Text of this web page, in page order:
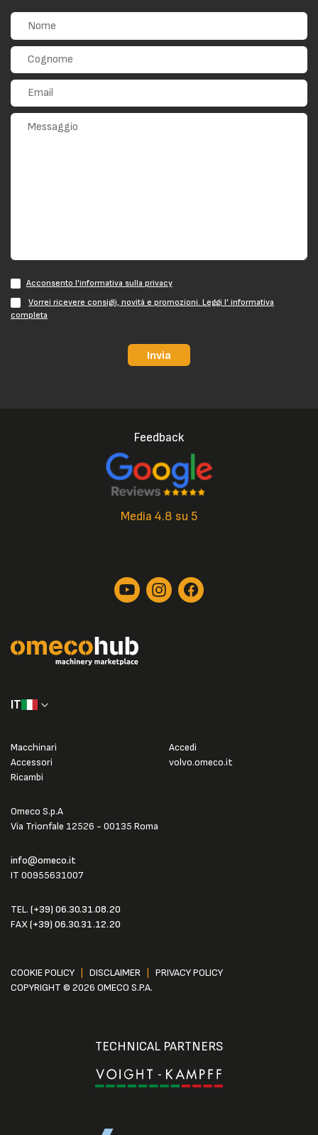
Acconsento l'informativa sulla privacy
Vorrei ricevere consigli, novità e promozioni. Leggi l' informativa
completa
Invia
Feedback
Media 4.8 su 5
IT
Omeco S.p.A
Via Trionfale 12526 - 00135 Roma
info@omeco.it
IT 00955631007
TEL. (+39) 06.30.31.08.20
FAX(+39) 06.30.31.12.20
Macchinari
Accessori
Ricambi
Accedi
volvo.omeco.it
COOKIE POLICY DISCLAIMER
PRIVACY POLICY
COPYRIGHT © 2026 OMECO S.P.A.
TECHNICAL PARTNERS